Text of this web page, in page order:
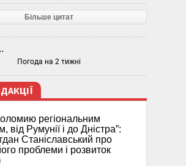
Більше цитат
Погода на 2 тижні
регіональним
від Румунії і до Дністра”:
Станіславський про
проблеми і розвиток